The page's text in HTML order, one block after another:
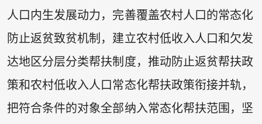
人口内生发展动力，完善覆盖农村人口的常态化
防止返贫致贫机制，建立农村低收入人口和欠发
达地区分层分类帮扶制度，推动防止返贫帮扶政
策和农村低收入人口常态化帮扶政策衔接并轨，
把符合条件的对象全部纳入常态化帮扶范围，坚